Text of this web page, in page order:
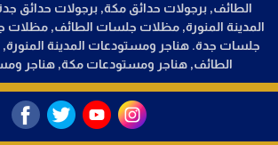
الطائف, برجولات حدائق مكة, برجولات حدائق
المدينة المنورة, مظلات جلسات الطائف,
جلسات جدة. هناجر ومستودعات المدينة
الطائف, هناجر ومستودعات مكة, هناجر